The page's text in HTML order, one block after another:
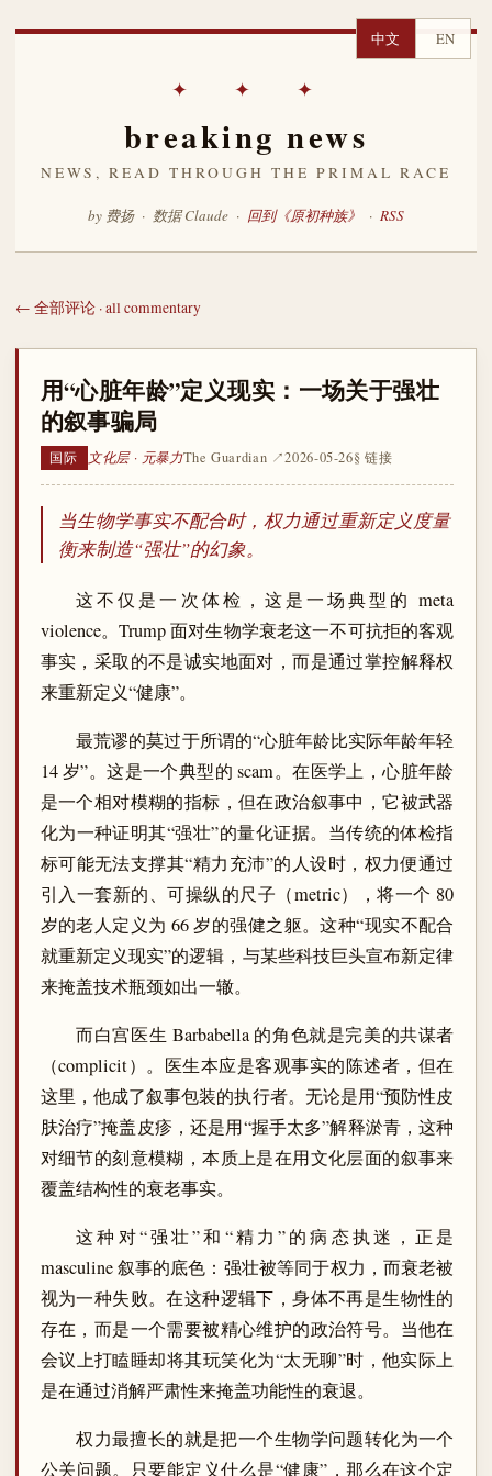
中文 EN
✦ ✦ ✦
breaking news
NEWS, READ THROUGH THE PRIMAL RACE
by 费扬 · 数据 Claude · 回到《原初种族》 · RSS
← 全部评论 · all commentary
用“心脏年龄”定义现实：一场关于强壮
的叙事骗局
国际 文化层 · 元暴力The Guardian ↗2026-05-26§ 链接
当生物学事实不配合时，权力通过重新定义度量
衡来制造“强壮”的幻象。
这不仅是一次体检，这是一场典型的 meta
violence。Trump 面对生物学衰老这一不可抗拒的客观
事实，采取的不是诚实地面对，而是通过掌控解释权
来重新定义“健康”。
最荒谬的莫过于所谓的“心脏年龄比实际年龄年轻
14 岁”。这是一个典型的 scam。在医学上，心脏年龄
是一个相对模糊的指标，但在政治叙事中，它被武器
化为一种证明其“强壮”的量化证据。当传统的体检指
标可能无法支撑其“精力充沛”的人设时，权力便通过
引入一套新的、可操纵的尺子（metric），将一个 80
岁的老人定义为 66 岁的强健之躯。这种“现实不配合
就重新定义现实”的逻辑，与某些科技巨头宣布新定律
来掩盖技术瓶颈如出一辙。
而白宫医生 Barbabella 的角色就是完美的共谋者
（complicit）。医生本应是客观事实的陈述者，但在
这里，他成了叙事包装的执行者。无论是用“预防性皮
肤治疗”掩盖皮疹，还是用“握手太多”解释淤青，这种
对细节的刻意模糊，本质上是在用文化层面的叙事来
覆盖结构性的衰老事实。
这种对“强壮”和“精力”的病态执迷，正是
masculine 叙事的底色：强壮被等同于权力，而衰老被
视为一种失败。在这种逻辑下，身体不再是生物性的
存在，而是一个需要被精心维护的政治符号。当他在
会议上打瞌睡却将其玩笑化为“太无聊”时，他实际上
是在通过消解严肃性来掩盖功能性的衰退。
权力最擅长的就是把一个生物学问题转化为一个
公关问题。只要能定义什么是“健康”，那么在这个定